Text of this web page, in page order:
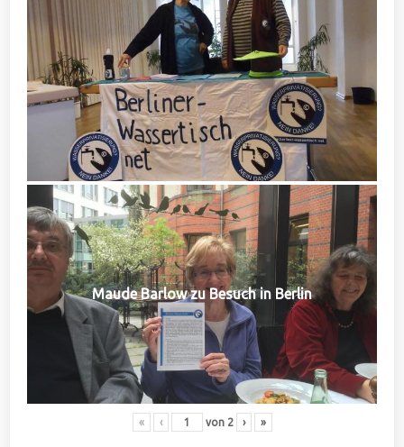
Maude Barlow zu Besuch in Berlin
« ‹ von 2 › »